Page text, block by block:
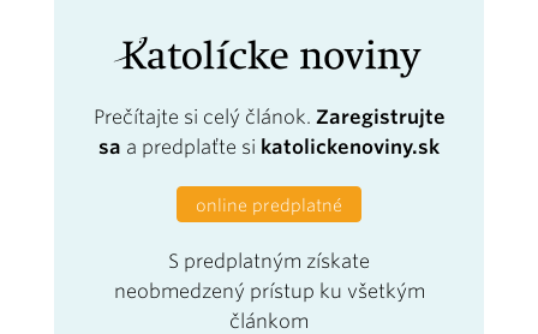
Prečítajte si celý článok. Zaregistrujte
sa a predplaťte si katolickenoviny.sk
online predplatné
S predplatným získate
neobmedzený prístup ku všetkým
článkom